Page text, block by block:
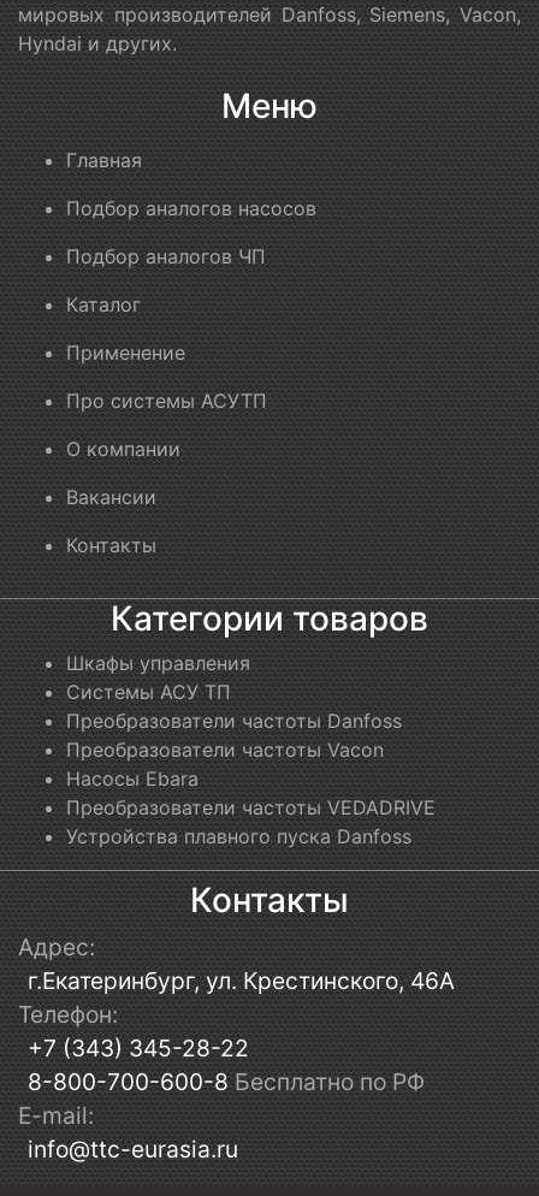
мировых производителей Danfoss, Siemens, Vacon,
Hyndai и других.
Меню
Главная
Подбор аналогов насосов
Подбор аналогов ЧП
Каталог
Применение
Про системы АСУТП
О компании
Вакансии
Контакты
Категории товаров
Шкафы управления
Системы АСУ ТП
Преобразователи частоты Danfoss
Преобразователи частоты Vacon
Насосы Ebara
Преобразователи частоты VEDADRIVE
Устройства плавного пуска Danfoss
Контакты
Адрес:
г.Екатеринбург, ул. Крестинского, 46А
Телефон:
+7 (343) 345-28-22
8-800-700-600-8 Бесплатно по РФ
E-mail:
info@ttc-eurasia.ru